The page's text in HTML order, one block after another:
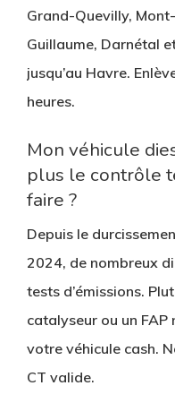
Grand-Quevilly,
Guillaume, Darnétal
jusqu’au Havre.
heures.
Mon véhicule
plus le contrôle
faire ?
Depuis le
2024, de nombreux
tests d’émissions.
catalyseur ou un
votre véhicule cash.
CT valide.